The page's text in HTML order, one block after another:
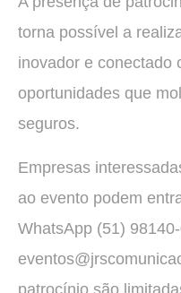
torna possível a
inovador e conectado
oportunidades que
seguros.
Empresas
ao evento podem
WhatsApp (51)
patrocínio são